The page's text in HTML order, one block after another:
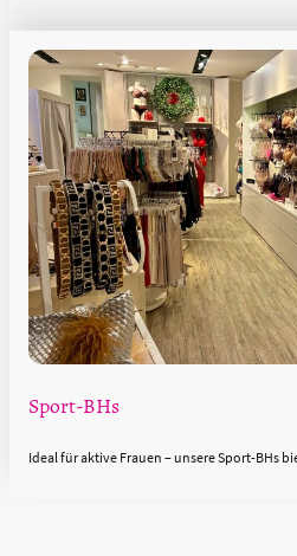
Sport-BHs
Ideal für aktive Frauen – unsere Sport-BHs